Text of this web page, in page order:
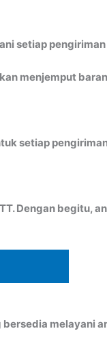
setiap
menjemput
setiap
Dengan begitu,
melayani